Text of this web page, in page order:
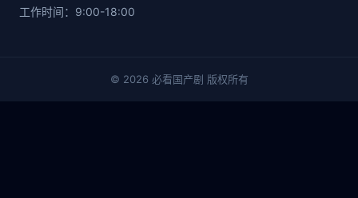
工作时间：9:00-18:00
© 2026 必看国产剧 版权所有